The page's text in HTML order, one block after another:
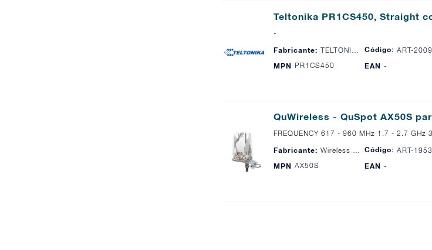
Teltonika PR1CS450, Straight
-
Fabricante:
Código: ART-
MPN PR1CS450 EAN -
QuWireless - QuSpot AX50S
FREQUENCY 617 - 960 MHz 1.7 - 2.7
Fabricante:
Código: ART-
MPN AX50S EAN -